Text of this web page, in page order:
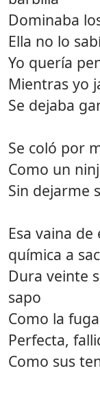
Dominaba
Ella no lo
Yo quería
Mientras yo
Se dejaba
Se coló por
Como un
Sin dejarme
Esa vaina
química a
Dura veinte
sapo
Como la
Perfecta,
Como sus